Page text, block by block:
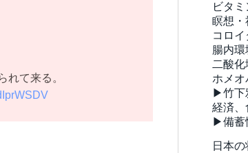
れて来る。
ビタミ
瞑想・
コロ
腸内環
二酸化
ホメオ
▶竹下
経済、
▶備蓄
日本の